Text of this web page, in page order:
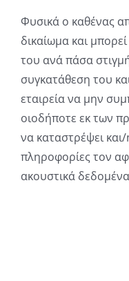
Φυσικά ο καθένας
δικαίωμα και
του ανά πάσα
συγκατάθεση του
εταιρεία να μην
οιοδήποτε εκ των
να καταστρέψει
πληροφορίες τον
ακουστικά